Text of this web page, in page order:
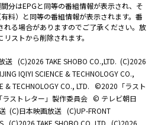
分はEPGと同等の番組情報が表示され、そ
料）と同等の番組情報が表示されます。番
れる場合がありますのでご了承ください。放
ストから削除されます。
送 (C)2026 TAKE SHOBO CO.,LTD. (C)2026
IQIYI SCIENCE & TECHNOLOGY CO.,
& TECHNOLOGY CO., LTD. ©2020「ラスト
ストレター」製作委員会 © テレビ朝日
(C)日本映画放送 (C)UP-FRONT